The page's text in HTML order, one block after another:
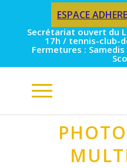
ESPACE
Secrétariat ouvert du
17h / tennis-club-
Fermetures :